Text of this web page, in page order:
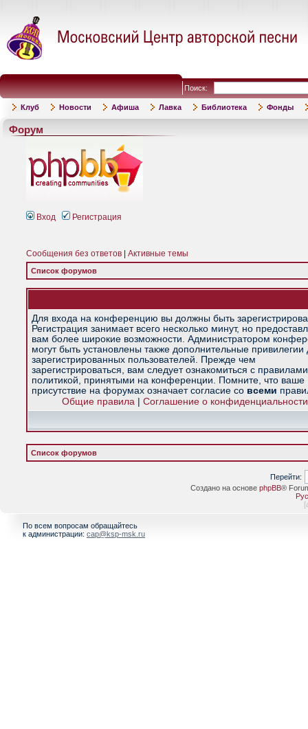
Поиск:
Клуб Новости Афиша Лавка Библиотека Фонды
Форум
Вход Регистрация
Сообщения без ответов Активные темы
Список форумов
Для входа на конференцию вы должны быть
Регистрация занимает всего несколько минут, но
вам более широкие возможности. Администратором
могут быть установлены также дополнительные привилегии
зарегистрированных пользователей. Прежде чем
зарегистрироваться, вам следует ознакомиться с
политикой, принятыми на конференции. Помните, что ваше
присутствие на форумах означает согласие со всеми
Общие правила| Соглашение о конфиденциальности
Список форумов
Перейти:
Создано на основе phpBB®
[
По всем вопросам обращайтесь
к администрации: cap@ksp-msk.ru